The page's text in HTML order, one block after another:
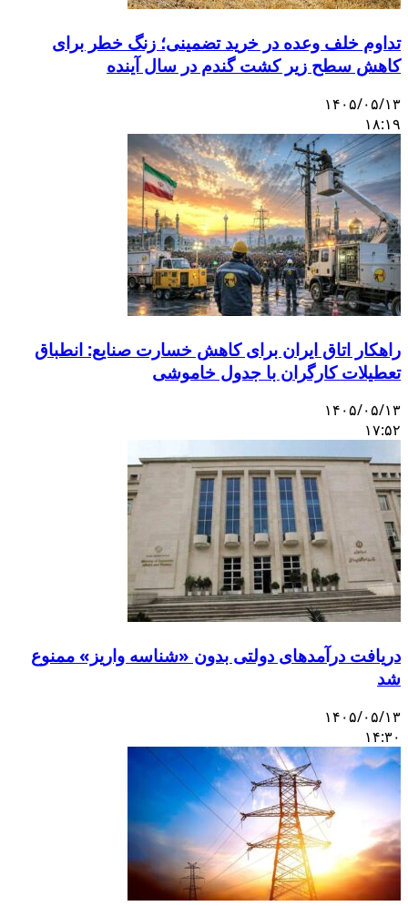
تداوم خلف وعده در خرید تضمینی؛ زنگ خطر برای
کاهش سطح زیر کشت گندم در سال آینده
۱۴۰۵/۰۵/۱۳
۱۸:۱۹
راهکار اتاق ایران برای کاهش خسارت صنایع: انطباق
تعطیلات کارگران با جدول خاموشی
۱۴۰۵/۰۵/۱۳
۱۷:۵۲
دریافت درآمدهای دولتی بدون «شناسه واریز» ممنوع
شد
۱۴۰۵/۰۵/۱۳
۱۴:۳۰